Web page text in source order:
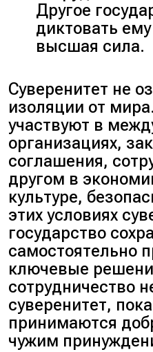
Другое
диктовать
высшая сила.
Суверенитет не
изоляции от
участвуют в
организациях,
соглашения,
другом в
культуре,
этих условиях
государство
самостоятельно
ключевые
сотрудничество
суверенитет,
принимаются
чужим